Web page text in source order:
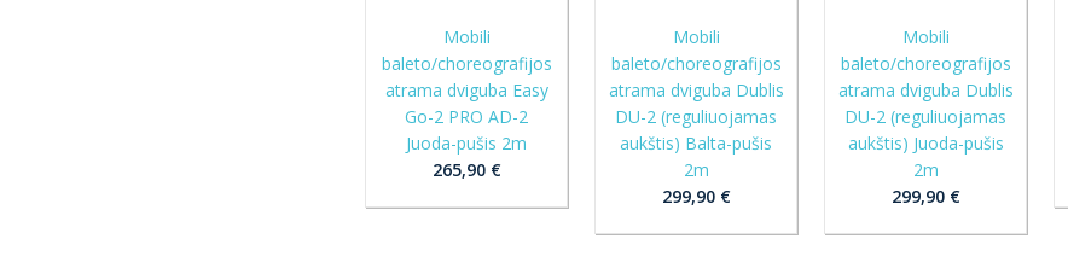
Mobili
baleto/choreografijos
atrama dviguba Easy
Go-2 PRO AD-2
Juoda-pušis 2m
265,90 €
Mobili
baleto/choreografijos
atrama dviguba Dublis
DU-2 (reguliuojamas
aukštis) Balta-pušis
2m
299,90 €
Mobili
baleto/choreografijos
atrama dviguba Dublis
DU-2 (reguliuojamas
aukštis) Juoda-pušis
2m
299,90 €